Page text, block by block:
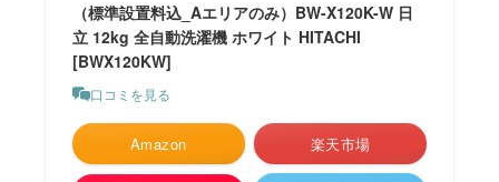
（標準設置料込_Aエリアのみ）BW-X120K-W 日
立 12kg 全自動洗濯機 ホワイト HITACHI
[BWX120KW]
口コミを見る
Amazon 楽天市場